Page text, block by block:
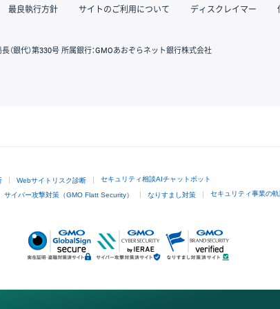
最良執行方針 サイトのご利用について ディスクレイマー
銀代）第330号 所属銀行：GMOあおぞらネット銀行株式会社
Webサイトリスク診断 セキュリティ相談AIチャットボット
サイバー攻撃対策（GMO Flatt Security） なりすまし対策 セキュリティ事業の